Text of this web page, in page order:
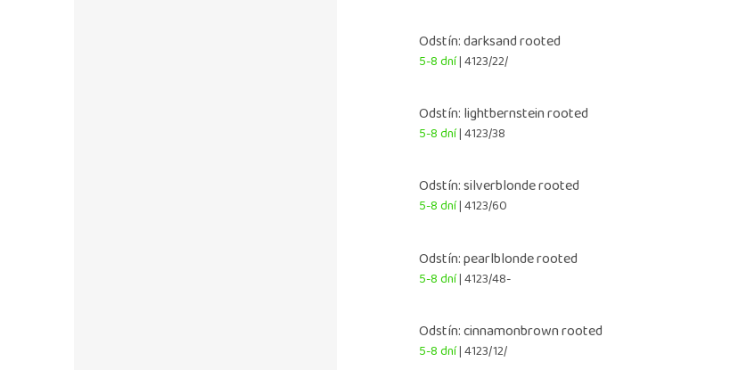
Odstín: darksand rooted
5-8 dní| 4123/22/
Odstín: lightbernstein rooted
5-8 dní| 4123/38
Odstín: silverblonde rooted
5-8 dní| 4123/60
Odstín: pearlblonde rooted
5-8 dní| 4123/48-
Odstín: cinnamonbrown rooted
5-8 dní| 4123/12/